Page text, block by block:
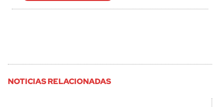
NOTICIAS RELACIONADAS